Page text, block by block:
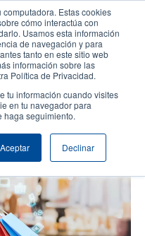
Estas cookies
cómo interactúa con
Usamos esta información
de navegación y para
tanto en este sitio web
información sobre las
Política de Privacidad.
tu información cuando visites
en tu navegador para
haga seguimiento.
Aceptar Declinar
User
account
menu
User
Selector de productos